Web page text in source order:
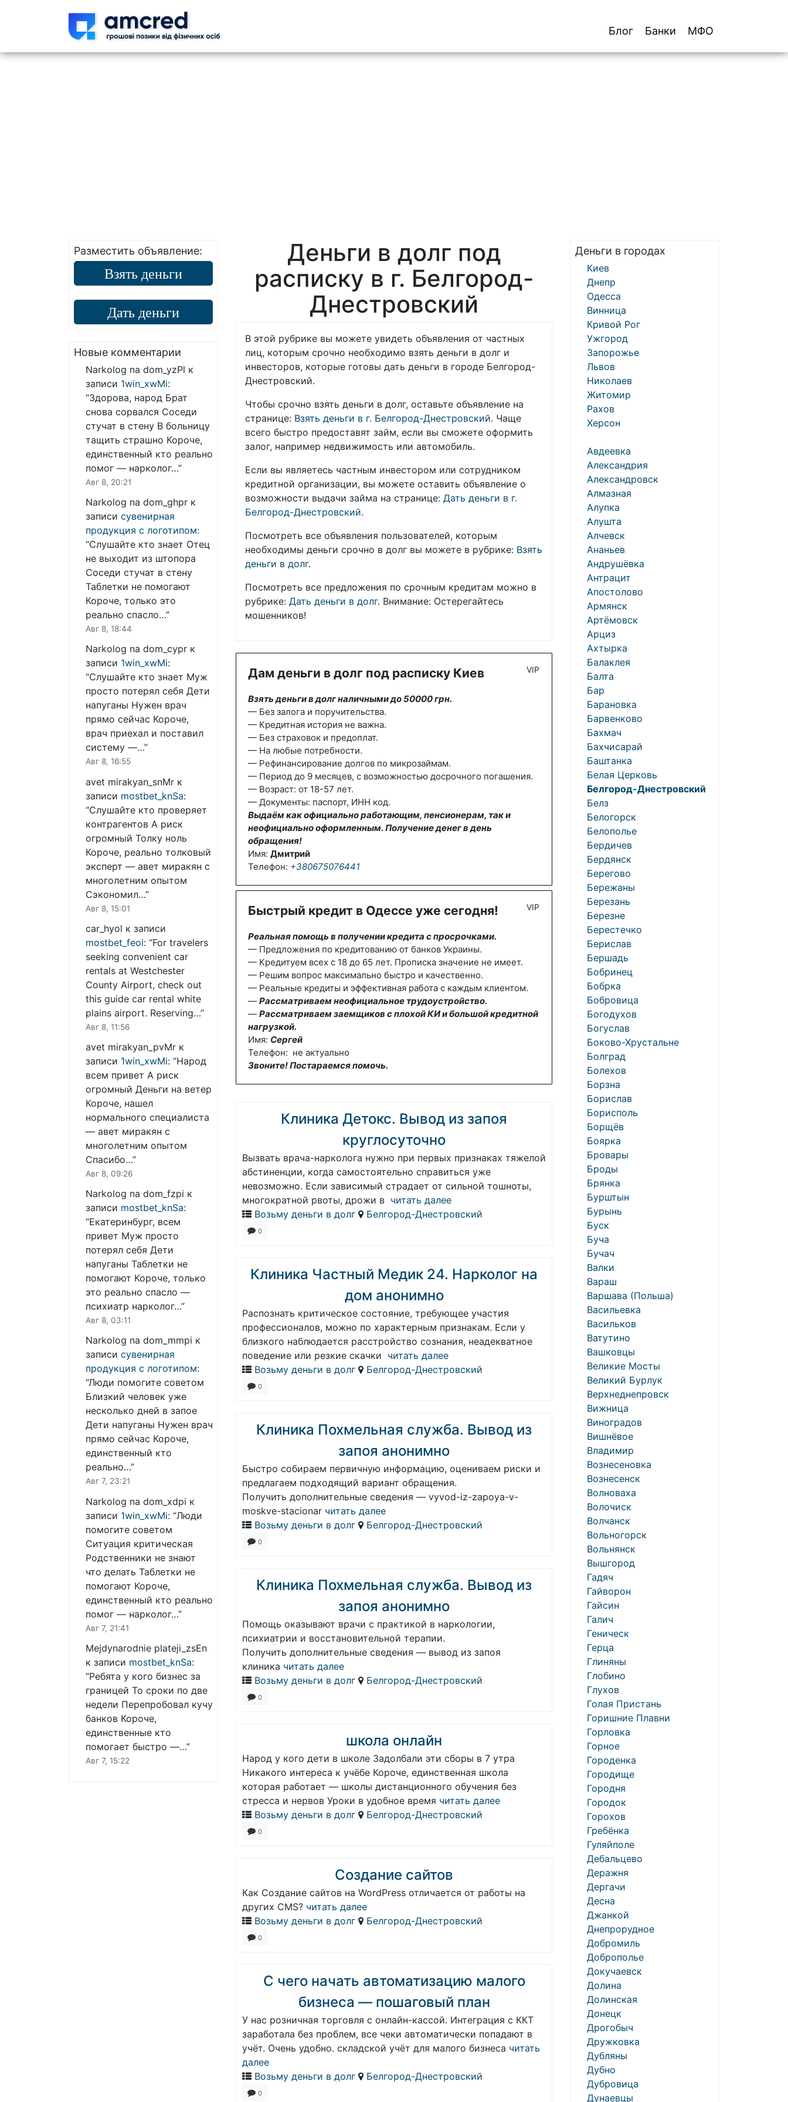
МФО
Банки
Блог
Разместить объявление:
Взять деньги
Дать деньги
Новые комментарии
Narkolog na dom_yzPl к
записи 1win_xwMi:
“Здорова, народ Брат
снова сорвался Соседи
стучат в стену В больницу
тащить страшно Короче,
единственный кто реально
помог — нарколог…”
Авг 8, 20:21
Narkolog na dom_ghpr к
записи сувенирная
продукция с логотипом:
“Слушайте кто знает Отец
не выходит из штопора
Соседи стучат в стену
Таблетки не помогают
Короче, только это
реально спасло…”
Авг 8, 18:44
Narkolog na dom_cypr к
записи 1win_xwMi:
“Слушайте кто знает Муж
просто потерял себя Дети
напуганы Нужен врач
прямо сейчас Короче,
врач приехал и поставил
систему —…”
Авг 8, 16:55
avet mirakyan_snMr к
записи mostbet_knSa:
“Слушайте кто проверяет
контрагентов А риск
огромный Толку ноль
Короче, реально толковый
эксперт — авет миракян с
многолетним опытом
Сэкономил…”
Авг 8, 15:01
car_hyol к записи
mostbet_feoi: “For travelers
seeking convenient car
rentals at Westchester
County Airport, check out
this guide car rental white
plains airport. Reserving…”
Авг 8, 11:56
avet mirakyan_pvMr к
записи 1win_xwMi: “Народ
всем привет А риск
огромный Деньги на ветер
Короче, нашел
нормального специалиста
— авет миракян с
многолетним опытом
Спасибо…”
Авг 8, 09:26
Narkolog na dom_fzpi к
записи mostbet_knSa:
“Екатеринбург, всем
привет Муж просто
потерял себя Дети
напуганы Таблетки не
помогают Короче, только
это реально спасло —
психиатр нарколог…”
Авг 8, 03:11
Narkolog na dom_mmpi к
записи сувенирная
продукция с логотипом:
“Люди помогите советом
Близкий человек уже
несколько дней в запое
Дети напуганы Нужен врач
прямо сейчас Короче,
единственный кто
реально…”
Авг 7, 23:21
Narkolog na dom_xdpi к
записи 1win_xwMi: “Люди
помогите советом
Ситуация критическая
Родственники не знают
что делать Таблетки не
помогают Короче,
единственный кто реально
помог — нарколог…”
Авг 7, 21:41
Mejdynarodnie plateji_zsEn
к записи mostbet_knSa:
“Ребята у кого бизнес за
границей То сроки по две
недели Перепробовал кучу
банков Короче,
единственные кто
помогает быстро —…”
Авг 7, 15:22
Деньги в долг под
расписку в г. Белгород-
Днестровский
В этой рубрике вы можете увидеть объявления от частных
лиц, которым срочно необходимо взять деньги в долг и
инвесторов, которые готовы дать деньги в городе Белгород-
Днестровский.
Чтобы срочно взять деньги в долг, оставьте объявление на
странице: Взять деньги в г. Белгород-Днестровский. Чаще
всего быстро предоставят займ, если вы сможете оформить
залог, например недвижимость или автомобиль.
Если вы являетесь частным инвестором или сотрудником
кредитной организации, вы можете оставить объявление о
возможности выдачи займа на странице: Дать деньги в г.
Белгород-Днестровский.
Посмотреть все объявления пользователей, которым
необходимы деньги срочно в долг вы можете в рубрике: Взять
деньги в долг.
Посмотреть все предложения по срочным кредитам можно в
рубрике: Дать деньги в долг. Внимание: Остерегайтесь
мошенников!
Дам деньги в долг под расписку Киев
Взять деньги в долг наличными до 50000 грн.
— Без залога и поручительства.
— Кредитная история не важна.
— Без страховок и предоплат.
— На любые потребности.
— Рефинансирование долгов по микрозаймам.
— Период до 9 месяцев, с возможностью досрочного погашения.
— Возраст: от 18-57 лет.
— Документы: паспорт, ИНН код.
Выдаём как официально работающим, пенсионерам, так и
неофициально оформленным. Получение денег в день
обращения!
Имя: Дмитрий
Телефон: +380675076441
VIP
Быстрый кредит в Одессе уже сегодня!
Реальная помощь в получении кредита с просрочками.
— Предложения по кредитованию от банков Украины.
— Кредитуем всех с 18 до 65 лет. Прописка значение не имеет.
— Решим вопрос максимально быстро и качественно.
— Реальные кредиты и эффективная работа с каждым клиентом.
— Рассматриваем неофициальное трудоустройство.
— Рассматриваем заемщиков с плохой КИ и большой кредитной
нагрузкой.
Имя: Сергей
Телефон: не актуально
Звоните! Постараемся помочь.
VIP
Клиника Детокс. Вывод из запоя
круглосуточно
Вызвать врача-нарколога нужно при первых признаках тяжелой
абстиненции, когда самостоятельно справиться уже
невозможно. Если зависимый страдает от сильной тошноты,
многократной рвоты, дрожи в читать далее
Возьму деньги в долг
Белгород-Днестровский
0
Клиника Частный Медик 24. Нарколог на
дом анонимно
Распознать критическое состояние, требующее участия
профессионалов, можно по характерным признакам. Если у
близкого наблюдается расстройство сознания, неадекватное
поведение или резкие скачки читать далее
Возьму деньги в долг
Белгород-Днестровский
0
Клиника Похмельная служба. Вывод из
запоя анонимно
Быстро собираем первичную информацию, оцениваем риски и
предлагаем подходящий вариант обращения.
Получить дополнительные сведения — vyvod-iz-zapoya-v-
moskve-stacionar читать далее
Возьму деньги в долг
Белгород-Днестровский
0
Клиника Похмельная служба. Вывод из
запоя анонимно
Помощь оказывают врачи с практикой в наркологии,
психиатрии и восстановительной терапии.
Получить дополнительные сведения — вывод из запоя
клиника читать далее
Возьму деньги в долг
Белгород-Днестровский
0
школа онлайн
Народ у кого дети в школе Задолбали эти сборы в 7 утра
Никакого интереса к учёбе Короче, единственная школа
которая работает — школы дистанционного обучения без
стресса и нервов Уроки в удобное время читать далее
Возьму деньги в долг
Белгород-Днестровский
0
Создание сайтов
Как Создание сайтов на WordPress отличается от работы на
других CMS? читать далее
Возьму деньги в долг
Белгород-Днестровский
0
С чего начать автоматизацию малого
бизнеса — пошаговый план
У нас розничная торговля с онлайн-кассой. Интеграция с ККТ
заработала без проблем, все чеки автоматически попадают в
учёт. Очень удобно. складской учёт для малого бизнеса читать
далее
Возьму деньги в долг
Белгород-Днестровский
0
Деньги в городах
Киев
Днепр
Одесса
Винница
Кривой Рог
Ужгород
Запорожье
Львов
Николаев
Житомир
Рахов
Херсон
Авдеевка
Александрия
Александровск
Алмазная
Алупка
Алушта
Алчевск
Ананьев
Андрушёвка
Антрацит
Апостолово
Армянск
Артёмовск
Арциз
Ахтырка
Балаклея
Балта
Бар
Барановка
Барвенково
Бахмач
Бахчисарай
Баштанка
Белая Церковь
Белгород-Днестровский
Белз
Белогорск
Белополье
Бердичев
Бердянск
Берегово
Бережаны
Березань
Березне
Берестечко
Берислав
Бершадь
Бобринец
Бобрка
Бобровица
Богодухов
Богуслав
Боково-Хрустальне
Болград
Болехов
Борзна
Борислав
Борисполь
Борщёв
Боярка
Бровары
Броды
Брянка
Бурштын
Бурынь
Буск
Буча
Бучач
Валки
Вараш
Варшава (Польша)
Васильевка
Васильков
Ватутино
Вашковцы
Великие Мосты
Великий Бурлук
Верхнеднепровск
Вижница
Виноградов
Вишнёвое
Владимир
Вознесеновка
Вознесенск
Волноваха
Волочиск
Волчанск
Вольногорск
Вольнянск
Вышгород
Гадяч
Гайворон
Гайсин
Галич
Геническ
Герца
Глиняны
Глобино
Глухов
Голая Пристань
Горишние Плавни
Горловка
Горное
Городенка
Городище
Городня
Городок
Горохов
Гребёнка
Гуляйполе
Дебальцево
Деражня
Дергачи
Десна
Джанкой
Днепрорудное
Добромиль
Доброполье
Докучаевск
Долина
Долинская
Донецк
Дрогобыч
Дружковка
Дубляны
Дубно
Дубровица
Дунаевцы